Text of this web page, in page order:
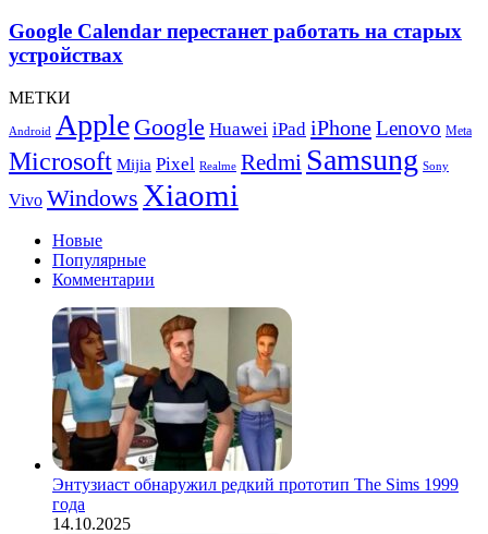
15
Pro
перестанет
работать
на
устройствах
Google Calendar перестанет работать на старых
устройствах
МЕТКИ
Android Apple Google Huawei iPad iPhoneLenovo Meta
Microsoft Mijia Pixel Realme Redmi Samsung Sony
Vivo Windows Xiaomi
Новые
Популярные
Комментарии
Энтузиаст обнаружил редкий прототип The Sims 1999
года
14.10.2025